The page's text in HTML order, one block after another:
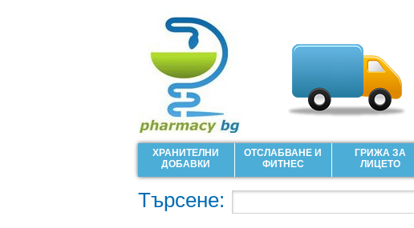
ХРАНИТЕЛНИ
ДОБАВКИ
ОТСЛАБВАНЕ И
ФИТНЕС
ГРИЖА ЗА
ЛИЦЕТО
Търсене: